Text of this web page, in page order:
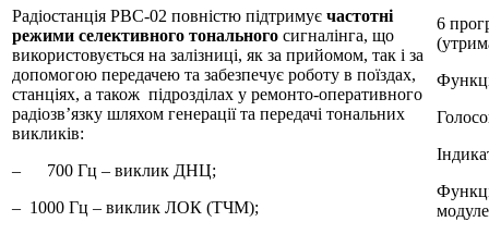
6
Радіостанція РВС-02 повністю підтримує частотні
режими селективного тонального сигналінга, що
використовується на залізниці, як за прийомом, так і за
допомогою передачею та забезпечує роботу в поїздах,
станціях, а також підрозділах у ремонто-оперативного
радіозв’язку шляхом генерації та передачі тональних
викликів:
– 700 Гц – виклик ДНЦ;
– 1000 Гц – виклик ЛОК (ТЧМ);